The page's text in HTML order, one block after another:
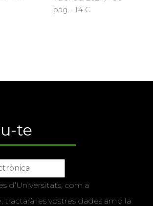
pàg. · 14 €
te
d’Universitats, com a
tractarà les vostres dades amb la